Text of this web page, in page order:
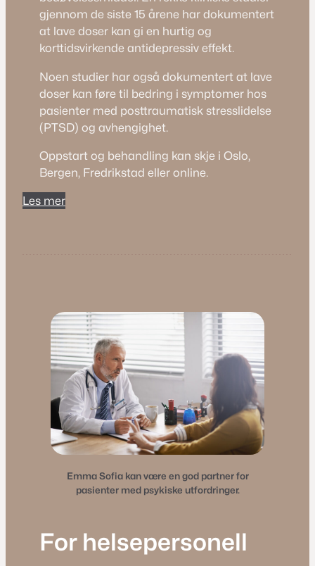
gjennom de siste 15 årene har dokumentert
at lave doser kan gi en hurtig og
korttidsvirkende antidepressiv effekt.
Noen studier har også dokumentert at lave
doser kan føre til bedring i symptomer hos
pasienter med posttraumatisk stresslidelse
(PTSD) og avhengighet.
Oppstart og behandling kan skje i Oslo,
Bergen, Fredrikstad eller online.
Les mer
Emma Sofia kan være en god partner for
pasienter med psykiske utfordringer.
For helsepersonell